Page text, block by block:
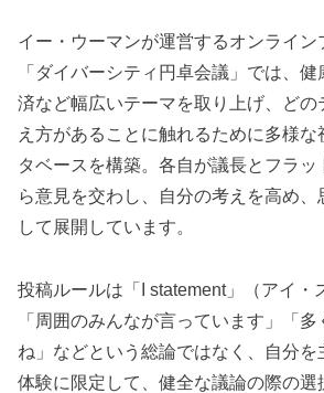
イー・ウーマンが運営するオンライン
「ダイバーシティ円卓会議」では、
済など幅広いテーマを取り上げ、どの
え方があることに触れるために多様
タベースを構築。各自が議長とフラ
ら意見を交わし、自分の考えを高め、
して展開しています。
投稿ルールは「I statement」（アイ・
「周囲のみんなが言っています」「
ね」などという総論ではなく、自分
体験に限定して、健全な議論の際の選